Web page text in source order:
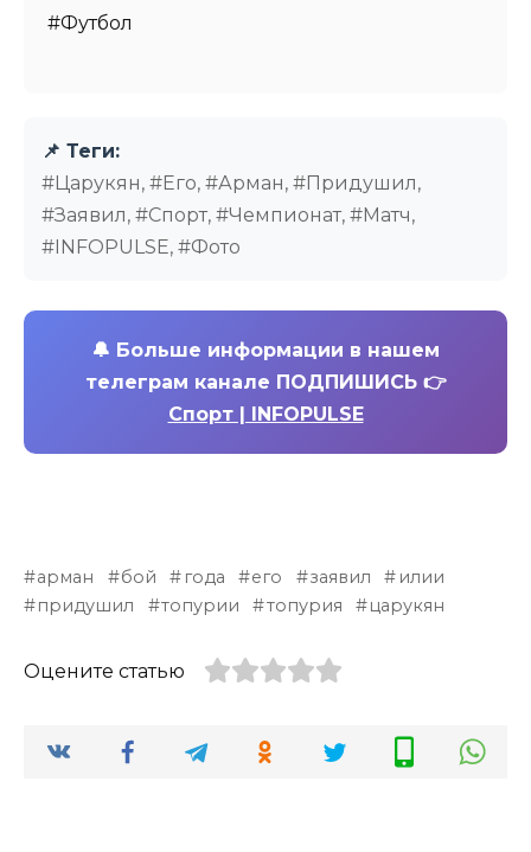
#Футбол
📌 Теги:
#Царукян, #Его, #Арман, #Придушил,
#Заявил, #Спорт, #Чемпионат, #Матч,
#INFOPULSE, #Фото
🔔 Больше информации в нашем
телеграм канале ПОДПИШИСЬ 👉
Спорт | INFOPULSE
арман бой года его заявил
илии
придушил
топурии топурия царукян
Оцените статью